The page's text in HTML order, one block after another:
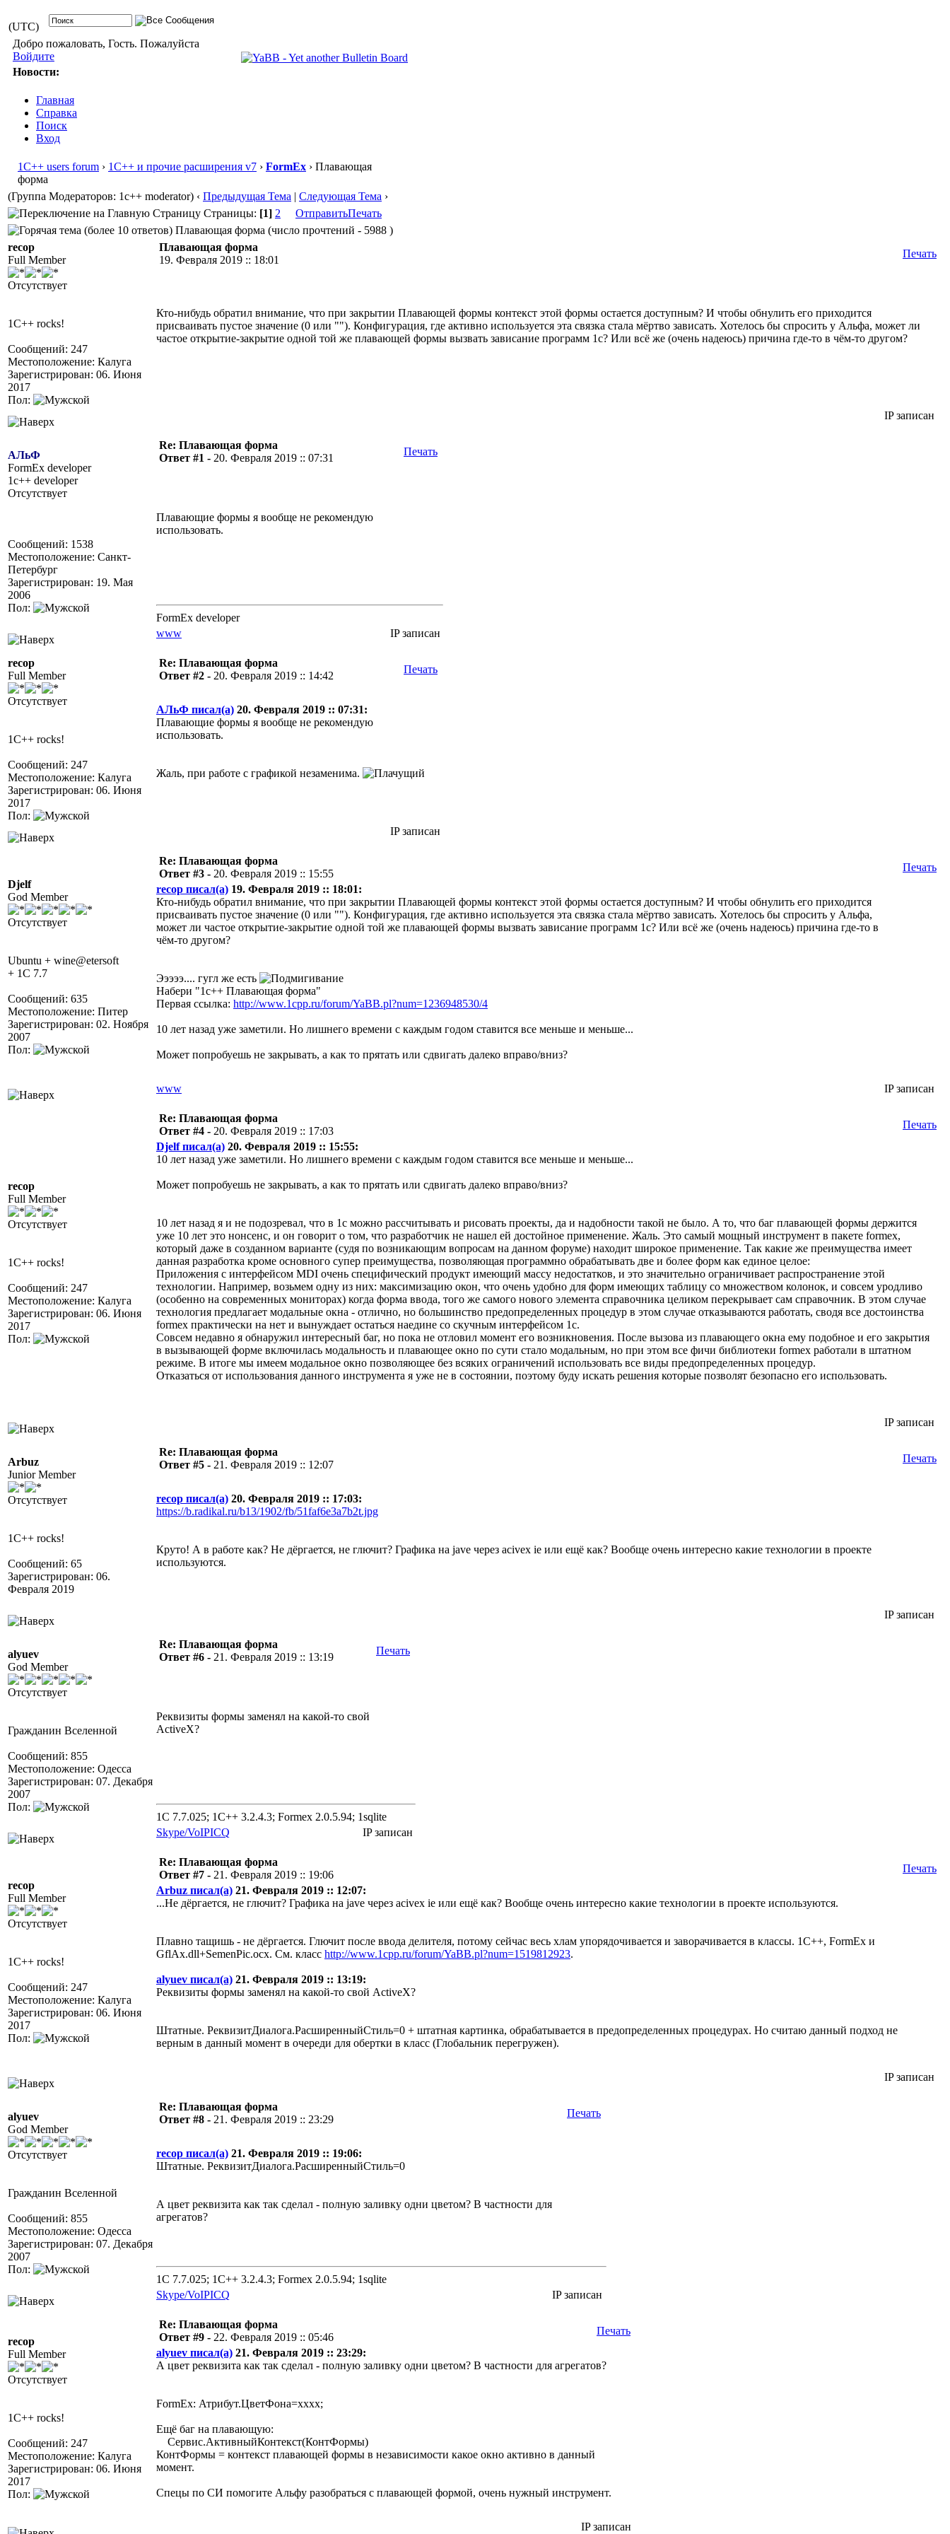
(UTC)
Добро пожаловать, Гость. Пожалуйста
Войдите
Новости:
Главная
Справка
Поиск
Вход
1С++ users forum › 1С++ и прочие расширения v7 › FormEx › Плавающая
форма
(Группа Модераторов: 1c++ moderator) ‹ Предыдущая Тема | Следующая Тема ›
Страницы: [1] 2 ОтправитьПечать
Плавающая форма (число прочтений - 5988 )
recop
Full Member
Отсутствует
1C++ rocks!
Сообщений: 247
Местоположение: Калуга
Зарегистрирован: 06. Июня
2017
Пол:
Плавающая форма
19. Февраля 2019 :: 18:01
Печать
Кто-нибудь обратил внимание, что при закрытии Плавающей формы контекст этой формы остается доступным? И чтобы обнулить его приходится
присваивать пустое значение (0 или ""). Конфигурация, где активно используется эта связка стала мёртво зависать. Хотелось бы спросить у Альфа, может ли
частое открытие-закрытие одной той же плавающей формы вызвать зависание программ 1с? Или всё же (очень надеюсь) причина где-то в чём-то другом?
IP записан
АЛьФ
FormEx developer
1c++ developer
Отсутствует
Сообщений: 1538
Местоположение: Санкт-
Петербург
Зарегистрирован: 19. Мая
2006
Пол:
Re: Плавающая форма
Ответ #1 - 20. Февраля 2019 :: 07:31
Печать
Плавающие формы я вообще не рекомендую
использовать.
FormEx developer
www
IP записан
recop
Full Member
Отсутствует
1C++ rocks!
Сообщений: 247
Местоположение: Калуга
Зарегистрирован: 06. Июня
2017
Пол:
Re: Плавающая форма
Ответ #2 - 20. Февраля 2019 :: 14:42
Печать
АЛьФ писал(а) 20. Февраля 2019 :: 07:31:
Плавающие формы я вообще не рекомендую
использовать.
Жаль, при работе с графикой незаменима.
IP записан
Djelf
God Member
Отсутствует
Ubuntu + wine@etersoft
+ 1C 7.7
Сообщений: 635
Местоположение: Питер
Зарегистрирован: 02. Ноября
2007
Пол:
Re: Плавающая форма
Ответ #3 - 20. Февраля 2019 :: 15:55
Печать
recop писал(а) 19. Февраля 2019 :: 18:01:
Кто-нибудь обратил внимание, что при закрытии Плавающей формы контекст этой формы остается доступным? И чтобы обнулить его приходится
присваивать пустое значение (0 или ""). Конфигурация, где активно используется эта связка стала мёртво зависать. Хотелось бы спросить у Альфа,
может ли частое открытие-закрытие одной той же плавающей формы вызвать зависание программ 1с? Или всё же (очень надеюсь) причина где-то в
чём-то другом?
Эээээ.... гугл же есть
Набери "1с++ Плавающая форма"
Первая ссылка: http://www.1cpp.ru/forum/YaBB.pl?num=1236948530/4
10 лет назад уже заметили. Но лишнего времени с каждым годом ставится все меньше и меньше...
Может попробуешь не закрывать, а как то прятать или сдвигать далеко вправо/вниз?
www IP записан
recop
Full Member
Отсутствует
1C++ rocks!
Сообщений: 247
Местоположение: Калуга
Зарегистрирован: 06. Июня
2017
Пол:
Re: Плавающая форма
Ответ #4 - 20. Февраля 2019 :: 17:03
Печать
Djelf писал(а) 20. Февраля 2019 :: 15:55:
10 лет назад уже заметили. Но лишнего времени с каждым годом ставится все меньше и меньше...
Может попробуешь не закрывать, а как то прятать или сдвигать далеко вправо/вниз?
10 лет назад я и не подозревал, что в 1с можно рассчитывать и рисовать проекты, да и надобности такой не было. А то, что баг плавающей формы держится
уже 10 лет это нонсенс, и он говорит о том, что разработчик не нашел ей достойное применение. Жаль. Это самый мощный инструмент в пакете formex,
который даже в созданном варианте (судя по возникающим вопросам на данном форуме) находит широкое применение. Так какие же преимущества имеет
данная разработка кроме основного супер преимущества, позволяющая программно обрабатывать две и более форм как единое целое:
Приложения с интерфейсом MDI очень специфический продукт имеющий массу недостатков, и это значительно ограничивает распространение этой
технологии. Например, возьмем одну из них: максимизацию окон, что очень удобно для форм имеющих таблицу со множеством колонок, и совсем уродливо
(особенно на современных мониторах) когда форма ввода, того же самого нового элемента справочника целиком перекрывает сам справочник. В этом случае
технология предлагает модальные окна - отлично, но большинство предопределенных процедур в этом случае отказываются работать, сводя все достоинства
formex практически на нет и вынуждает остаться наедине со скучным интерфейсом 1с.
Совсем недавно я обнаружил интересный баг, но пока не отловил момент его возникновения. После вызова из плавающего окна ему подобное и его закрытия
в вызывающей форме включилась модальность и плавающее окно по сути стало модальным, но при этом все фичи библиотеки formex работали в штатном
режиме. В итоге мы имеем модальное окно позволяющее без всяких ограничений использовать все виды предопределенных процедур.
Отказаться от использования данного инструмента я уже не в состоянии, поэтому буду искать решения которые позволят безопасно его использовать.
IP записан
Arbuz
Junior Member
Отсутствует
1C++ rocks!
Сообщений: 65
Зарегистрирован: 06.
Февраля 2019
Re: Плавающая форма
Ответ #5 - 21. Февраля 2019 :: 12:07
Печать
recop писал(а) 20. Февраля 2019 :: 17:03:
https://b.radikal.ru/b13/1902/fb/51faf6e3a7b2t.jpg
Круто! А в работе как? Не дёргается, не глючит? Графика на jave через acivex ie или ещё как? Вообще очень интересно какие технологии в проекте
используются.
IP записан
alyuev
God Member
Отсутствует
Гражданин Вселенной
Сообщений: 855
Местоположение: Одесса
Зарегистрирован: 07. Декабря
2007
Пол:
Re: Плавающая форма
Ответ #6 - 21. Февраля 2019 :: 13:19
Печать
Реквизиты формы заменял на какой-то свой
ActiveX?
1C 7.7.025; 1C++ 3.2.4.3; Formex 2.0.5.94; 1sqlite
Skype/VoIPICQ IP записан
recop
Full Member
Отсутствует
1C++ rocks!
Сообщений: 247
Местоположение: Калуга
Зарегистрирован: 06. Июня
2017
Пол:
Re: Плавающая форма
Ответ #7 - 21. Февраля 2019 :: 19:06
Печать
Arbuz писал(а) 21. Февраля 2019 :: 12:07:
...Не дёргается, не глючит? Графика на jave через acivex ie или ещё как? Вообще очень интересно какие технологии в проекте используются.
Плавно тащишь - не дёргается. Глючит после ввода делителя, потому сейчас весь хлам упорядочивается и заворачивается в классы. 1С++, FormEx и
GflAx.dll+SemenPic.ocx. См. класс http://www.1cpp.ru/forum/YaBB.pl?num=1519812923.
alyuev писал(а) 21. Февраля 2019 :: 13:19:
Реквизиты формы заменял на какой-то свой ActiveX?
Штатные. РеквизитДиалога.РасширенныйСтиль=0 + штатная картинка, обрабатывается в предопределенных процедурах. Но считаю данный подход не
верным в данный момент в очереди для обертки в класс (Глобальник перегружен).
IP записан
alyuev
God Member
Отсутствует
Гражданин Вселенной
Сообщений: 855
Местоположение: Одесса
Зарегистрирован: 07. Декабря
2007
Пол:
Re: Плавающая форма
Ответ #8 - 21. Февраля 2019 :: 23:29
Печать
recop писал(а) 21. Февраля 2019 :: 19:06:
Штатные. РеквизитДиалога.РасширенныйСтиль=0
А цвет реквизита как так сделал - полную заливку одни цветом? В частности для
агрегатов?
1C 7.7.025; 1C++ 3.2.4.3; Formex 2.0.5.94; 1sqlite
Skype/VoIPICQ IP записан
recop
Full Member
Отсутствует
1C++ rocks!
Сообщений: 247
Местоположение: Калуга
Зарегистрирован: 06. Июня
2017
Пол:
Re: Плавающая форма
Ответ #9 - 22. Февраля 2019 :: 05:46
Печать
alyuev писал(а) 21. Февраля 2019 :: 23:29:
А цвет реквизита как так сделал - полную заливку одни цветом? В частности для агрегатов?
FormEx: Атрибут.ЦветФона=хххх;
Ещё баг на плавающую:
Сервис.АктивныйКонтекст(КонтФормы)
КонтФормы = контекст плавающей формы в независимости какое окно активно в данный
момент.
Спецы по СИ помогите Альфу разобраться с плавающей формой, очень нужный инструмент.
IP записан